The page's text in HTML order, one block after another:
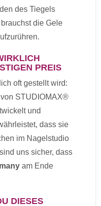
des Tiegels
die Gele
PREIS
oft gestellt wird:
STUDIOMAX®
und
dass sie
im Nagelstudio
uns sicher, dass
am Ende
DIESES